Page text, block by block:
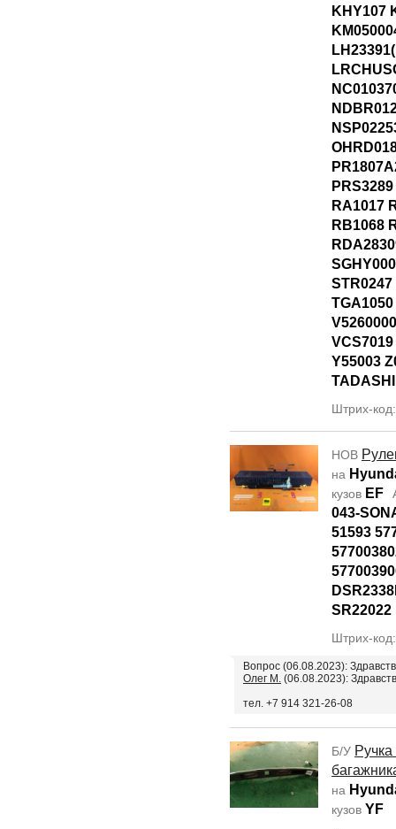
KHY107
RA1017
RB1068
STR0247
Y55003
TADASHI
Штрих-
НОВ
на
кузов EF
043-
51593
SR22022
Штрих-
Вопрос (06.08.2023):
Олег М. (06.08.2023):
тел. +7 914 321-26-08
Б/У
на
кузов YF